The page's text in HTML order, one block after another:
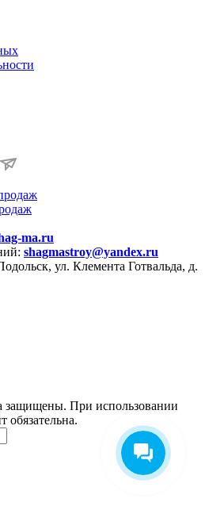
ma.ru
shagmastroy@yandex.ru
ул. Клемента Готвальда, д.
защищены. При использовании
обязательна.